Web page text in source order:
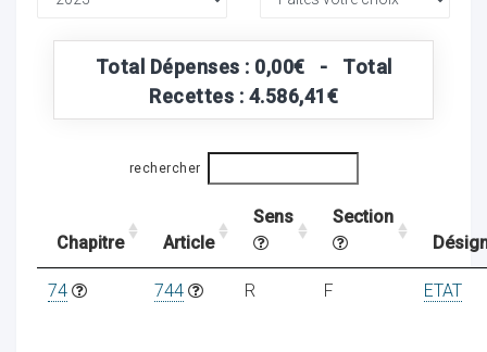
Total Dépenses : 0,00€ - Total
Recettes : 4.586,41€
rechercher
Chapitre Article
Sens
Section
74 744 R F ETAT